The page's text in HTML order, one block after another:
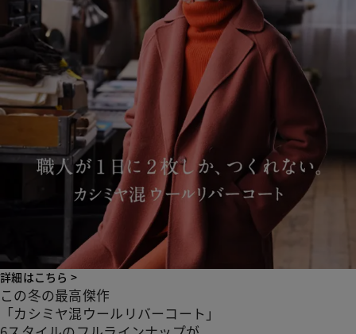
詳細はこちら >
この冬の最高傑作
「カシミヤ混ウールリバーコート」